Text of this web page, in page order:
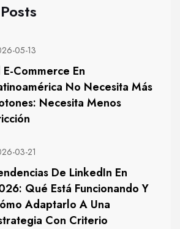
05-13
E-Commerce En
No Necesita Más
Necesita Menos
03-21
De LinkedIn En
Qué Está Funcionando Y
Adaptarlo A Una
Con Criterio